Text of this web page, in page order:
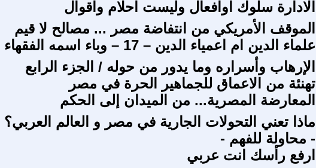
الادارة سلوك اوافعال وليست احلام واقوال
الموقف الأمريكي من انتفاضة مصر ... مصالح لا قيم
علماء الدين ام اعمياء الدين – 17 – وباء اسمه الفقهاء
الإرهاب وأسراره وما يدور من حوله / الجزء الرابع
تهنئة من الاعماق للجماهير الحرة في مصر
المعارضة المصرية... من الميدان إلى الحكم
ماذا تعني التحولات الجارية في مصر و العالم العربي؟
- محاولة للفهم -
ارفع رأسك انت عربي